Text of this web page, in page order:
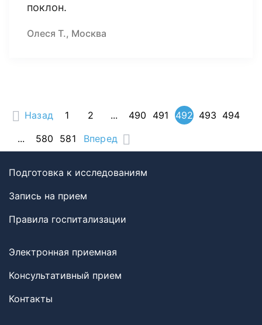
поклон.
Олеся Т., Москва
Назад 1 2 ... 490 491 492 493 494
...
580 581 Вперед
Подготовка к исследованиям
Запись на прием
Правила госпитализации
Электронная приемная
Консультативный прием
Контакты